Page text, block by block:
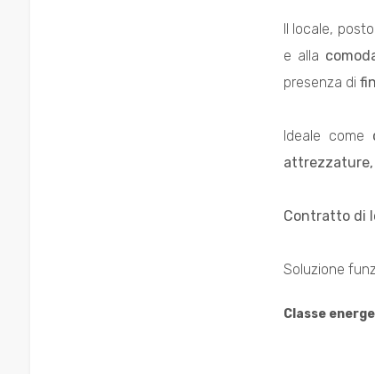
Il locale,
e alla
presenza di
Ideale come
attrezzature,
Contratto di
Soluzione
Classe